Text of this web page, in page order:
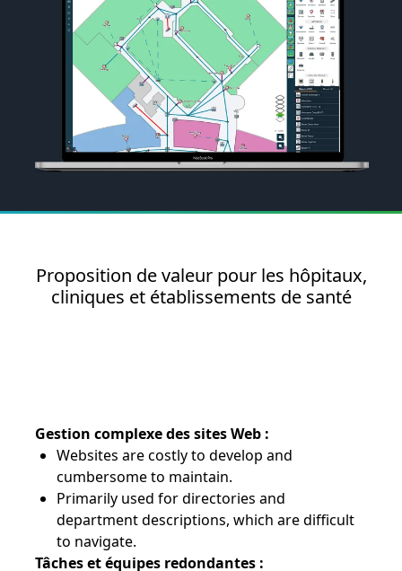
Proposition de valeur pour les hôpitaux,
cliniques et établissements de santé
Gestion complexe des sites Web :
Websites are costly to develop and
cumbersome to maintain.
Primarily used for directories and
department descriptions, which are difficult
to navigate.
Tâches et équipes redondantes :